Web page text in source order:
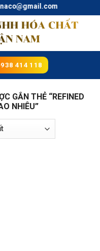
414 118
GẮN THẺ “REFINED
NHIÊU”